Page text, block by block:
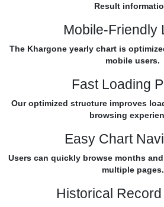
Result
Mobile-Friendly
The Khargone yearly chart is
mobile users.
Fast Loading
Our optimized structure improves
browsing
Easy Chart
Users can quickly browse months
multiple pages.
Historical